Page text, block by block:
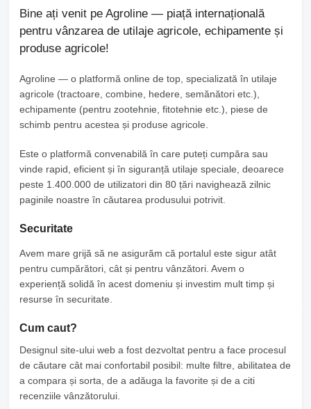
Bine ați venit pe Agroline — piață internațională
pentru vânzarea de utilaje agricole, echipamente și
produse agricole!
Agroline — o platformă online de top, specializată în utilaje
agricole (tractoare, combine, hedere, semănători etc.),
echipamente (pentru zootehnie, fitotehnie etc.), piese de
schimb pentru acestea și produse agricole.
Este o platformă convenabilă în care puteți cumpăra sau
vinde rapid, eficient și în siguranță utilaje speciale, deoarece
peste 1.400.000 de utilizatori din 80 țări navighează zilnic
paginile noastre în căutarea produsului potrivit.
Securitate
Avem mare grijă să ne asigurăm că portalul este sigur atât
pentru cumpărători, cât și pentru vânzători. Avem o
experiență solidă în acest domeniu și investim mult timp și
resurse în securitate.
Cum caut?
Designul site-ului web a fost dezvoltat pentru a face procesul
de căutare cât mai confortabil posibil: multe filtre, abilitatea de
a compara și sorta, de a adăuga la favorite și de a citi
recenziile vânzătorului.